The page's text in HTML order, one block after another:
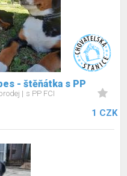
- štěňátka s PP
s PP FCI
1 CZK